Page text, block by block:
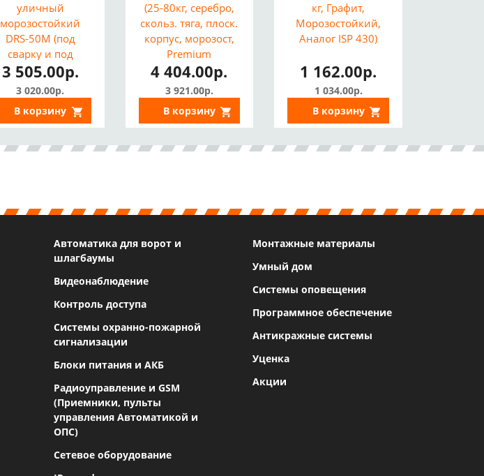
уличный
морозостойкий
DRS-50M (под
сварку и под
крепление)
3 505.00р.
3 020.00р.
В корзину
(25-80кг, серебро,
скольз. тяга, плоск.
корпус, морозост,
Premium
4 404.00р.
3 921.00р.
В корзину
кг, Графит,
Морозостойкий,
Аналог ISP 430)
1 162.00р.
1 034.00р.
В корзину
Автоматика для ворот и
шлагбаумы
Видеонаблюдение
Контроль доступа
Системы охранно-пожарной
сигнализации
Блоки питания и АКБ
Радиоуправление и GSM
(Приемники, пульты
управления Автоматикой и
ОПС)
Сетевое оборудование
Монтажные материалы
Умный дом
Системы оповещения
Программное обеспечение
Антикражные системы
Уценка
Акции